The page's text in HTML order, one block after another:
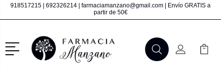
918517215 692326214 farmaciamanzano@gmail.com | Envío GRATIS a
partir de 50€
Menú
BuscarMi Cuenta
Mi